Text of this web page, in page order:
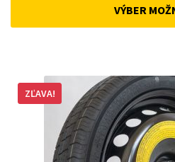
VÝBER
ZĽAVA!